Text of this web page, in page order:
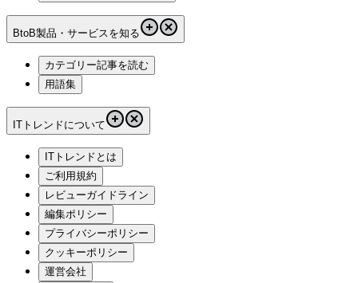
BtoB製品・サービスを知る
カテゴリー記事を読む
用語集
ITトレンドについて
ITトレンドとは
ご利用規約
レビューガイドライン
編集ポリシー
プライバシーポリシー
クッキーポリシー
運営会社